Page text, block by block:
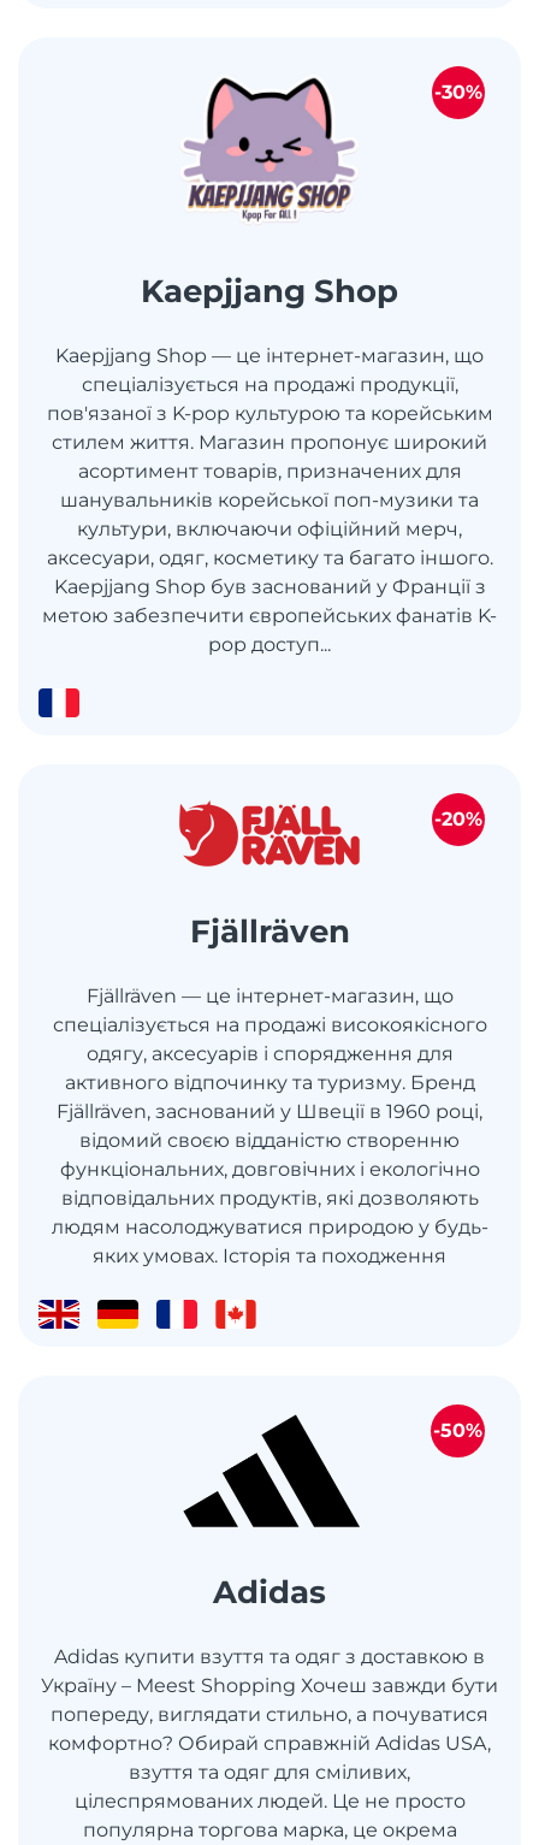
Kaepjjang Shop
Kaepjjang Shop — це інтернет-магазин, що
спеціалізується на продажі продукції,
пов'язаної з K-pop культурою та корейським
стилем життя. Магазин пропонує широкий
асортимент товарів, призначених для
шанувальників корейської поп-музики та
культури, включаючи офіційний мерч,
аксесуари, одяг, косметику та багато іншого.
Kaepjjang Shop був заснований у Франції з
метою забезпечити європейських фанатів K-
pop доступ...
-30%
Fjällräven
Fjällräven — це інтернет-магазин, що
спеціалізується на продажі високоякісного
одягу, аксесуарів і спорядження для
активного відпочинку та туризму. Бренд
Fjällräven, заснований у Швеції в 1960 році,
відомий своєю відданістю створенню
функціональних, довговічних і екологічно
відповідальних продуктів, які дозволяють
людям насолоджуватися природою у будь-
яких умовах. Історія та походження
-20%
Adidas
Adidas купити взуття та одяг з доставкою в
Україну – Meest Shopping Хочеш завжди бути
попереду, виглядати стильно, а почуватися
комфортно? Обирай справжній Adidas USA,
взуття та одяг для сміливих,
цілеспрямованих людей. Це не просто
популярна торгова марка, це окрема
-50%